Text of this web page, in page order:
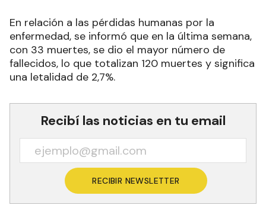
En relación a las pérdidas humanas por la
enfermedad, se informó que en la última semana,
con 33 muertes, se dio el mayor número de
fallecidos, lo que totalizan 120 muertes y significa
una letalidad de 2,7%.
Recibí las noticias en tu email
RECIBIR NEWSLETTER